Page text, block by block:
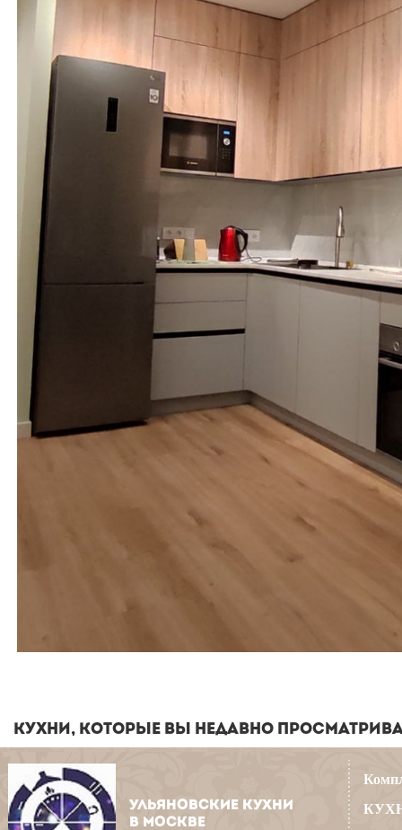
КУХНИ, КОТОРЫЕ ВЫ НЕДАВНО
УЛЬЯНОВСКИЕ КУХНИ
В МОСКВЕ